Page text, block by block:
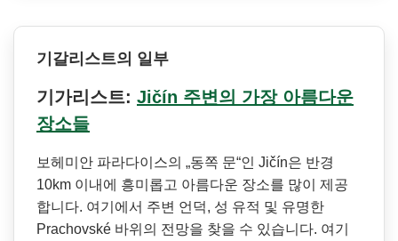
기갈리스트의 일부
기가리스트: Jičín 주변의 가장 아름다운
장소들
보헤미안 파라다이스의 „동쪽 문“인 Jičín은 반경
10km 이내에 흥미롭고 아름다운 장소를 많이 제공
합니다. 여기에서 주변 언덕, 성 유적 및 유명한
Prachovské 바위의 전망을 찾을 수 있습니다. 여기